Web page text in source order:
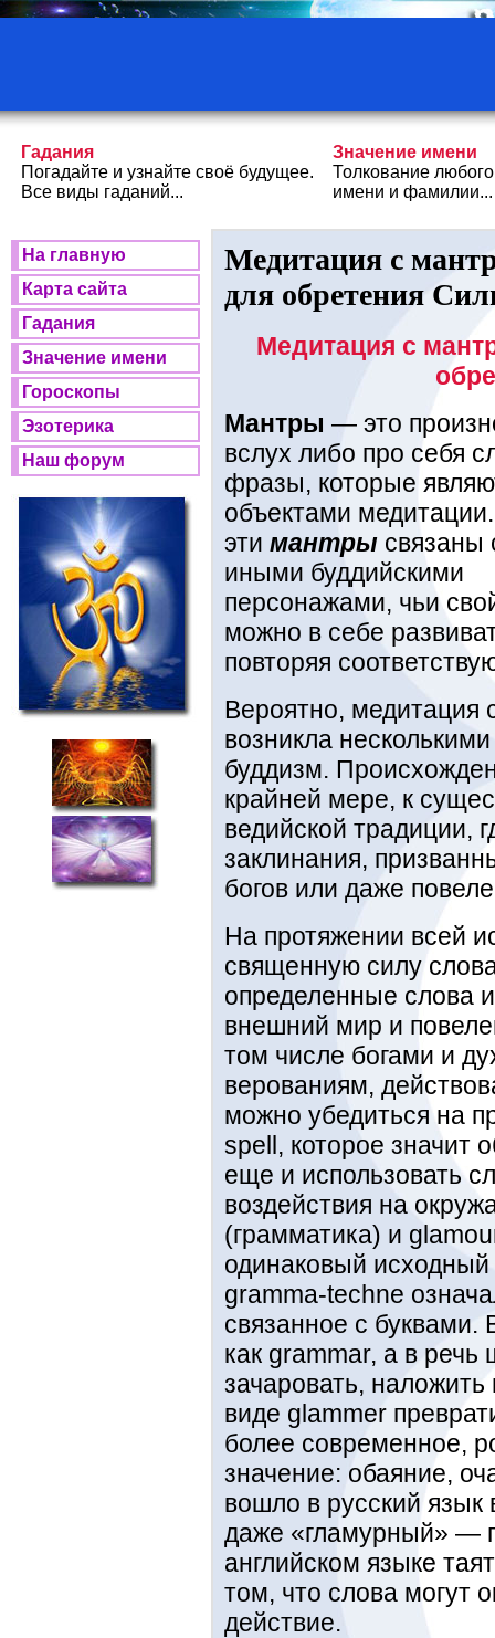
Гадания
Погадайте и узнайте своё будущее.
Все виды гаданий...
Значение имени
Толкование любого
имени и фамилии...
На главную
Карта сайта
Гадания
Значение имени
Гороскопы
Эзотерика
Наш форум
Медитация с
для обретения
Медитация с
Мантры — это
вслух либо про себя
фразы, которые
объектами
эти мантры связаны
иными буддийскими
персонажами, чьи
можно в себе
повторяя
Вероятно, медитация
возникла
буддизм.
крайней мере, к
ведийской традиции,
заклинания,
богов или даже
На протяжении всей
священную силу
определенные слова
внешний мир и
том числе богами и
верованиям,
можно убедиться на
spell, которое значит
еще и использовать
воздействия на
(грамматика) и
одинаковый
gramma-techne
связанное с буквами.
как grammar, а в
зачаровать,
виде glammer
более современное,
значение: обаяние,
вошло в русский язык
даже «гламурный» —
английском языке
том, что слова могут
действие.